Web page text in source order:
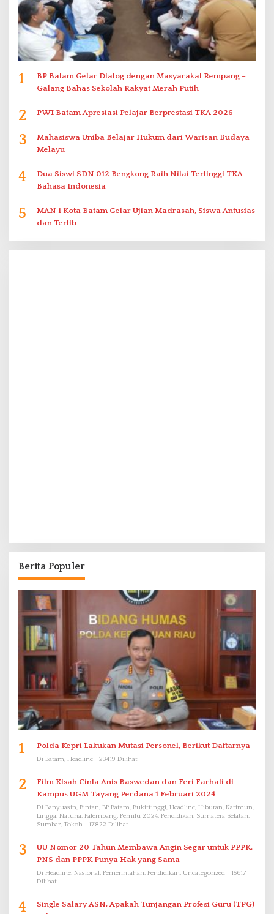
1
BP Batam Gelar Dialog dengan Masyarakat Rempang –
Galang Bahas Sekolah Rakyat Merah Putih
2 PWI Batam Apresiasi Pelajar Berprestasi TKA 2026
3
Mahasiswa Uniba Belajar Hukum dari Warisan Budaya
Melayu
4
Dua Siswi SDN 012 Bengkong Raih Nilai Tertinggi TKA
Bahasa Indonesia
5
MAN 1 Kota Batam Gelar Ujian Madrasah, Siswa Antusias
dan Tertib
Berita Populer
1 Polda Kepri Lakukan Mutasi Personel, Berikut Daftarnya
Di Batam, Headline 23419 Dilihat
2
Film Kisah Cinta Anis Baswedan dan Feri Farhati di
Kampus UGM Tayang Perdana 1 Februari 2024
Di Banyuasin, Bintan, BP Batam, Bukittinggi, Headline, Hiburan, Karimun,
Lingga, Natuna, Palembang, Pemilu 2024, Pendidikan, Sumatera Selatan,
Sumbar, Tokoh
17822 Dilihat
3
UU Nomor 20 Tahun Membawa Angin Segar untuk PPPK.
PNS dan PPPK Punya Hak yang Sama
Di Headline, Nasional, Pemerintahan, Pendidikan, Uncategorized
15617
Dilihat
4
Single Salary ASN, Apakah Tunjangan Profesi Guru (TPG)